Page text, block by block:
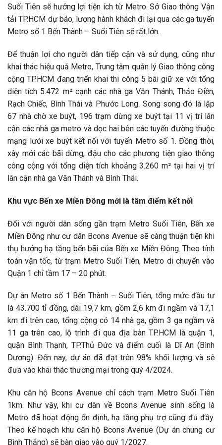
Suối Tiên sẽ hưởng lợi tiện ích từ Metro. Sở Giao thông Vận
tải TP.HCM dự báo, lượng hành khách đi lại qua các ga tuyến
Metro số 1 Bến Thành – Suối Tiên sẽ rất lớn.
Để thuận lợi cho người dân tiếp cận và sử dụng, cũng như
khai thác hiệu quả Metro, Trung tâm quản lý Giao thông công
cộng TP.HCM đang triển khai thi công 5 bãi giữ xe với tổng
diện tích 5.472 m² cạnh các nhà ga Văn Thánh, Thảo Điền,
Rạch Chiếc, Bình Thái và Phước Long. Song song đó là lập
67 nhà chờ xe buýt, 196 trạm dừng xe buýt tại 11 vị trí lân
cận các nhà ga metro và dọc hai bên các tuyến đường thuộc
mạng lưới xe buýt kết nối với tuyến Metro số 1. Đồng thời,
xây mới các bãi dừng, đậu cho các phương tiện giao thông
công cộng với tổng diện tích khoảng 3.260 m² tại hai vị trí
lân cận nhà ga Văn Thánh và Bình Thái.
Khu vực Bến xe Miền Đông mới là tâm điểm kết nối
Đối với người dân sống gần trạm Metro Suối Tiên, Bến xe
Miền Đông như cư dân Bcons Avenue sẽ càng thuận tiện khi
thụ hưởng hạ tầng bến bãi của Bến xe Miền Đông. Theo tính
toán vận tốc, từ trạm Metro Suối Tiên, Metro di chuyển vào
Quận 1 chỉ tầm 17 – 20 phút.
Dự án Metro số 1 Bến Thành – Suối Tiên, tổng mức đầu tư
là 43.700 tỉ đồng, dài 19,7 km, gồm 2,6 km đi ngầm và 17,1
km đi trên cao, tổng cộng có 14 nhà ga, gồm 3 ga ngầm và
11 ga trên cao, lộ trình đi qua địa bàn TP.HCM là quận 1,
quận Bình Thạnh, TP.Thủ Đức và điểm cuối là Dĩ An (Bình
Dương). Đến nay, dự án đã đạt trên 98% khối lượng và sẽ
đưa vào khai thác thương mại trong quý 4/2024.
Khu căn hộ Bcons Avenue chỉ cách trạm Metro Suối Tiên
1km. Như vậy, khi cư dân về Bcons Avenue sinh sống là
Metro đã hoạt động ổn định, hạ tầng phụ trợ cũng đủ đầy.
Theo kế hoạch khu căn hộ Bcons Avenue (Dự án chung cư
Bình Thắng) sẽ bàn giao vào quý 1/2027.